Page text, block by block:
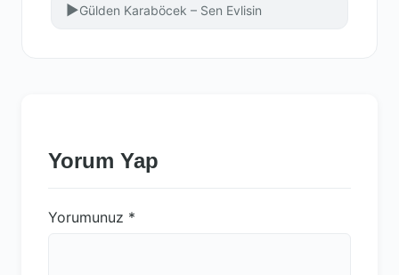
▶Gülden Karaböcek – Sen Evlisin
Yorum Yap
Yorumunuz *